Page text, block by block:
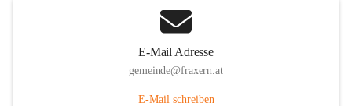
E-Mail Adresse
gemeinde@fraxern.at
E-Mail schreiben